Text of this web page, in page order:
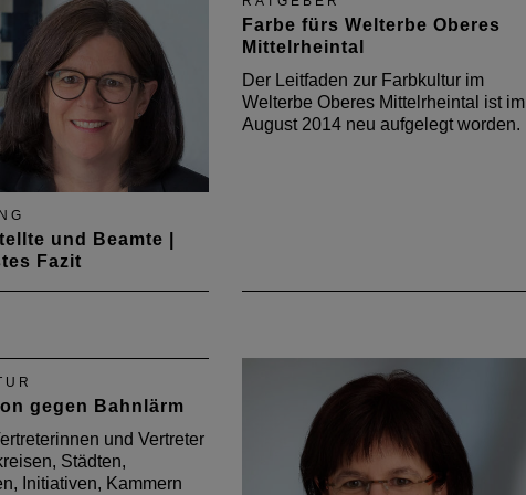
sagte Albert
Doch ist das so
Reicht die tägliche
tatsächlich aus?
Bestandteil eines
selbstbestimmten und
resultiert vor allem aus dem
Grundbedürfnis nach Schutz.
Doch ist Wohnen in den…
und Beamte |
Fazit
für
und beamtete
Farbe fürs Welterbe Oberes
Mittelrheintal
Der Leitfaden zur Farbkultur im
Welterbe Oberes Mittelrheintal ist im
August 2014 neu aufgelegt worden.
gegen Bahnlärm
und Vertreter
Städten,
Initiativen, Kammern